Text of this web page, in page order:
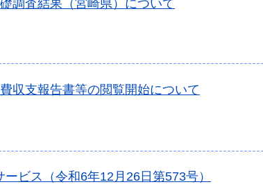
調査結果（宮崎県）について
収支報告書等の閲覧開始について
ビス（令和6年12月26日第573号）